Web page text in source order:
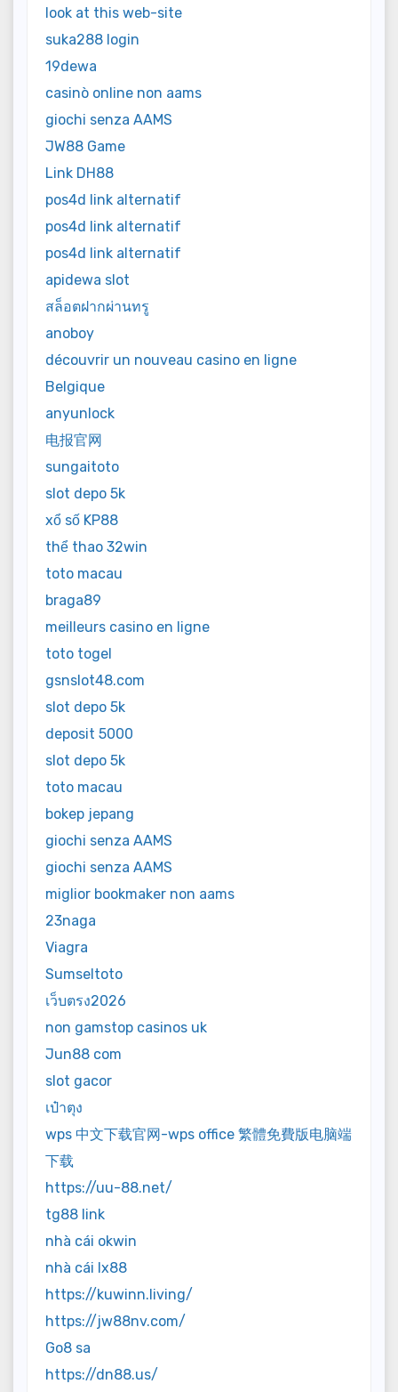
look at this web-site
suka288 login
19dewa
casinò online non aams
giochi senza AAMS
JW88 Game
Link DH88
pos4d link alternatif
pos4d link alternatif
pos4d link alternatif
apidewa slot
สล็อตฝากผ่านทรู
anoboy
découvrir un nouveau casino en ligne
Belgique
anyunlock
电报官网
sungaitoto
slot depo 5k
xổ số KP88
thể thao 32win
toto macau
braga89
meilleurs casino en ligne
toto togel
gsnslot48.com
slot depo 5k
deposit 5000
slot depo 5k
toto macau
bokep jepang
giochi senza AAMS
giochi senza AAMS
miglior bookmaker non aams
23naga
Viagra
Sumseltoto
เว็บตรง2026
non gamstop casinos uk
Jun88 com
slot gacor
เป๋าตุง
wps 中文下载官网-wps office 繁體免費版电脑端
下载
https://uu-88.net/
tg88 link
nhà cái okwin
nhà cái lx88
https://kuwinn.living/
https://jw88nv.com/
Go8 sa
https://dn88.us/